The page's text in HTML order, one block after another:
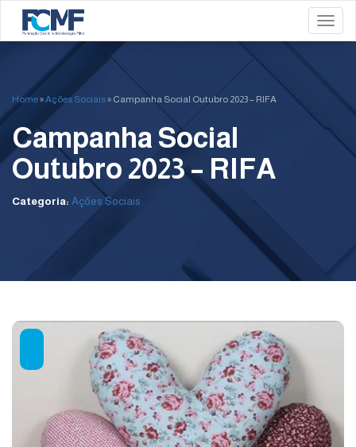
Home»Ações Sociais» Campanha Social Outubro 2023 – RIFA
Campanha Social
Outubro 2023 – RIFA
Categoria: Ações Sociais